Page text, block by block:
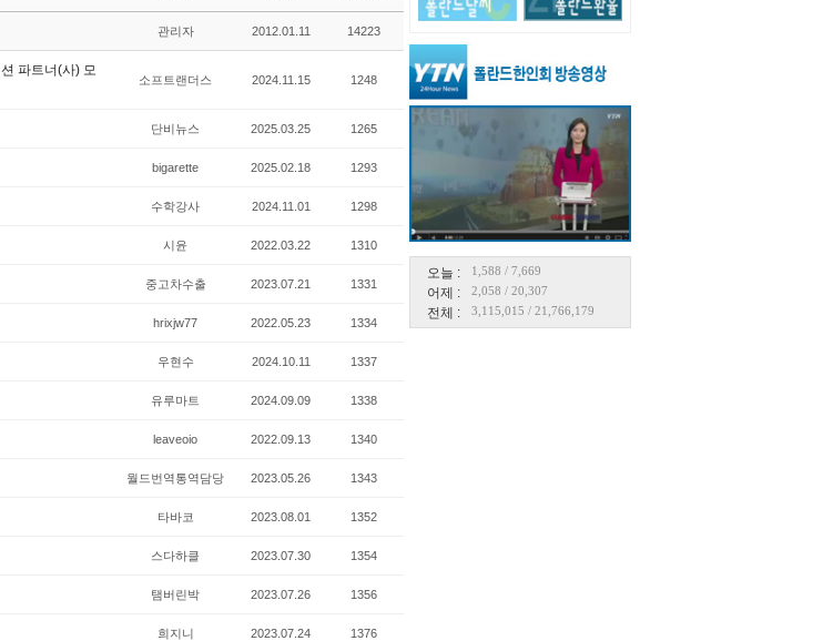
오늘 : 1,588 / 7,669
어제 : 2,058 / 20,307
전체 : 3,115,015 / 21,766,179
관리자 2012.01.11 14223
파트너(사) 모
소프트랜더스 2024.11.15 1248
단비뉴스 2025.03.25 1265
bigarette 2025.02.18 1293
수학강사 2024.11.01 1298
시윤 2022.03.22 1310
중고차수출 2023.07.21 1331
hrixjw77 2022.05.23 1334
우현수 2024.10.11 1337
유루마트 2024.09.09 1338
leaveoio 2022.09.13 1340
월드번역통역담당 2023.05.26 1343
타바코 2023.08.01 1352
스다하클 2023.07.30 1354
탬버린박 2023.07.26 1356
희지니 2023.07.24 1376